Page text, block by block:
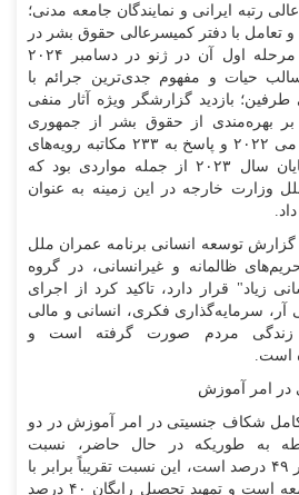
رتبه ایرانی و نمایندگان جامعه مدنی؛
و تعامل با دفتر کمیسرعالی حقوق بشر در
سپتامبر ۲۰۲۴ و اجرای مرحله اول آن در ژنو در دسامبر ۲۰۲۴
حیات و مفهوم جدی‌ترین جرائم با
بازدید گزارشگر ویژه آثار منفی
بر بهره‌مندی از حقوق بشر از جمهوری
اسلامی ایران از ۷ تا ۱۸ می ۲۰۲۲ و پاسخ به ۲۳۳ مکاتبه رویه‌های
ویژه از سال ۲۰۲۰ تا پایان سال ۲۰۲۳ از جمله مواردی بود که
وزارت خارجه در این زمینه به عنوان
گزارش توسعه انسانی برنامه عمران ملل
ظالمانه و غیرانسانی، در گروه
زیاد" قرار دارد، تاکید کرد از اجرای
سرمایه‌گذاری فکری، انسانی و مالی
زندگی مردم صورت گرفته است و
است.
در امر آموزش
کامل شکاف جنسیتی در امر آموزش در دو
به طوریکه در حال حاضر، نسبت
دانش‌آموزان دختر به پسر ۴۹ درصد است، این نسبت تقریباً برابر با
نسبت زنان در سطح جامعه است و تمهید تحصیل رایگان ۴۰ درصد